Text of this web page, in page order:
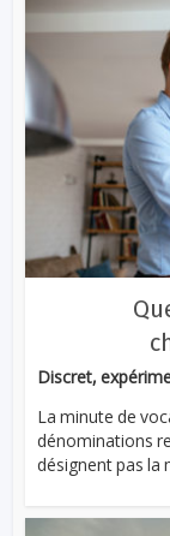
Discret,
La minute de
dénominations
désignent pas la